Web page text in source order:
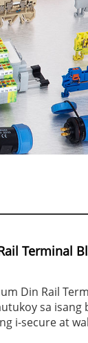
Terminal
Din Rail
sa isang
i-secure at